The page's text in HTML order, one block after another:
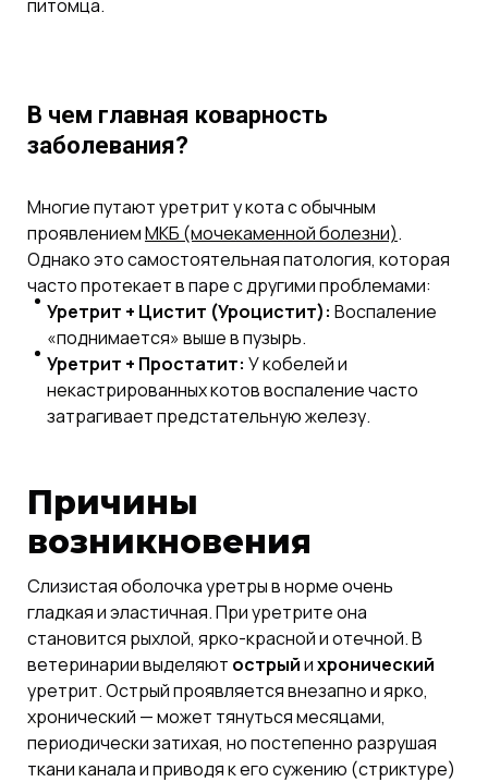
питомца.
В чем главная коварность
заболевания?
Многие путают уретрит у кота с обычным
проявлениемМКБ (мочекаменной болезни).
Однако это самостоятельная патология, которая
часто протекает в паре с другими проблемами:
Уретрит + Цистит (Уроцистит): Воспаление
«поднимается» выше в пузырь.
Уретрит + Простатит: У кобелей и
некастрированных котов воспаление часто
затрагивает предстательную железу.
Причины
возникновения
Слизистая оболочка уретры в норме очень
гладкая и эластичная. При уретрите она
становится рыхлой, ярко-красной и отечной. В
ветеринарии выделяют острыйихронический
уретрит. Острый проявляется внезапно и ярко,
хронический — может тянуться месяцами,
периодически затихая, но постепенно разрушая
ткани канала и приводя к его сужению (стриктуре)